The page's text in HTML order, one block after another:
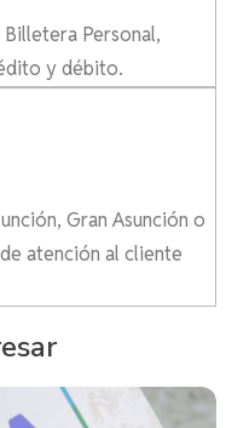
Personal,
y débito.
Gran Asunción o
atención al cliente